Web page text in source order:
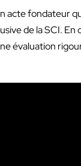
fondateur
de la SCI.
évaluation